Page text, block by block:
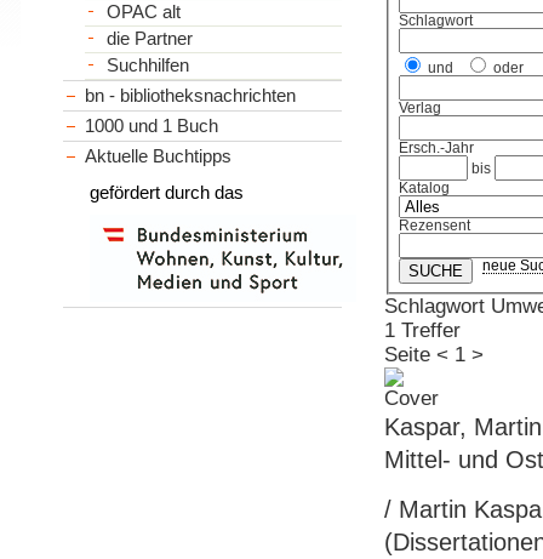
Schlagwort
und oder
Verlag
Ersch.-Jahr
bis
Katalog
Rezensent
neue
Schlagwort
1 Treffer
Seite < 1 >
Kaspar,
Mittel- und
/ Martin
OPAC alt
die Partner
Suchhilfen
bn - bibliotheksnachrichten
1000 und 1 Buch
Aktuelle Buchtipps
gefördert durch das